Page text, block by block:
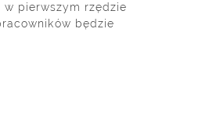
pierwszym rzędzie
będzie